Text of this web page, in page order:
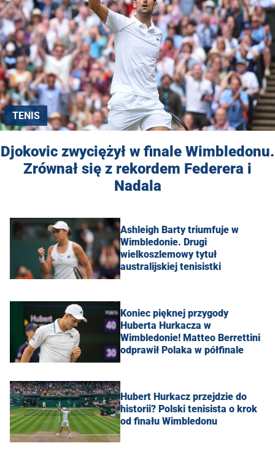
TENIS
Djokovic zwyciężył w finale Wimbledonu.
Zrównał się z rekordem Federera i
Nadala
Ashleigh Barty triumfuje w
Wimbledonie. Drugi
wielkoszlemowy tytuł
australijskiej tenisistki
Koniec pięknej przygody
Huberta Hurkacza w
Wimbledonie! Matteo Berrettini
odprawił Polaka w półfinale
Hubert Hurkacz przejdzie do
historii? Polski tenisista o krok
od finału Wimbledonu